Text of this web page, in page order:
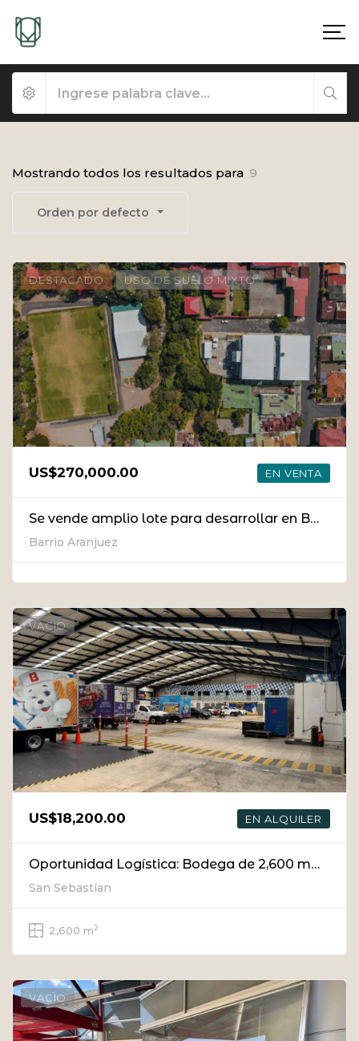
Mostrando todos los resultados para 9
Orden por defecto
DESTACADO USO DE SUELO MIXTO
US$270,000.00 EN VENTA
Se vende amplio lote para desarrollar en Barrio Aranjuez
Barrio Aranjuez
VACIO
US$18,200.00 EN ALQUILER
Oportunidad Logística: Bodega de 2,600 m² con Ubicación Estratégica en San Sebastián
San Sebastian
2,600 m2
VACIO